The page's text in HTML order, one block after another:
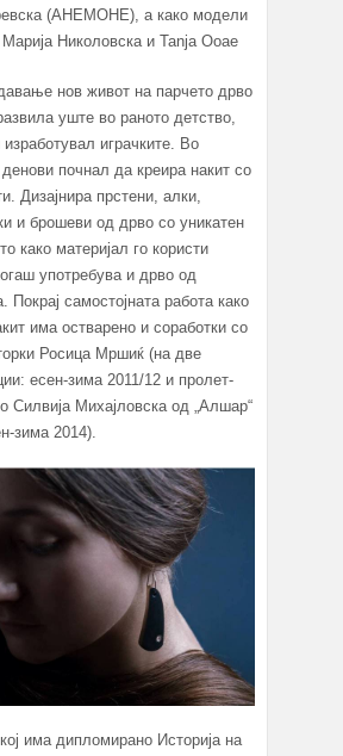
(АНЕМОНЕ), а како модели
Марија Николовска и Tanja Ooae
нов живот на парчето дрво
уште во раното детство,
изработувал играчките. Во
денови почнал да креира накит со
Дизајнира прстени, алки,
и брошеви од дрво со уникатен
како материјал го користи
употребува и дрво од
самостојната работа како
има остварено и соработки со
Росица Мршиќ (на две
есен-зима 2011/12 и пролет-
Силвија Михајловска од „Алшар“
зима 2014).
има дипломирано Историја на